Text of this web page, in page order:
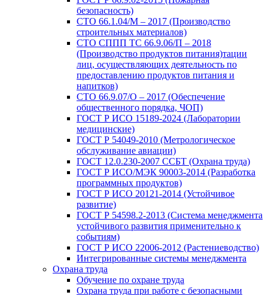
безопасность)
СТО 66.1.04/М – 2017 (Производство
строительных материалов)
СТО СППП ТС 66.9.06/П – 2018
(Производство продуктов питания)тации
лиц, осуществляющих деятельность по
предоставлению продуктов питания и
напитков)
СТО 66.9.07/О – 2017 (Обеспечение
общественного порядка, ЧОП)
ГОСТ Р ИСО 15189-2024 (Лаборатории
медицинские)
ГОСТ Р 54049-2010 (Метрологическое
обслуживание авиации)
ГОСТ 12.0.230-2007 ССБТ (Охрана труда)
ГОСТ Р ИСО/МЭК 90003-2014 (Разработка
программных продуктов)
ГОСТ Р ИСО 20121-2014 (Устойчивое
развитие)
ГОСТ Р 54598.2-2013 (Система менеджмента
устойчивого развития применительно к
событиям)
ГОСТ Р ИСО 22006-2012 (Растениеводство)
Интегрированные системы менеджмента
Охрана труда
Обучение по охране труда
Охрана труда при работе с безопасными